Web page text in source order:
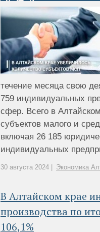
течение месяца свою
759 индивидуальных
сфер. Всего в
субъектов малого и
включая 26 185
индивидуальных
30 августа 2024 | Экономика
В Алтайском крае
производства по
106,1%